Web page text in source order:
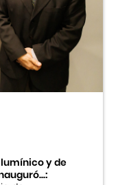
y de